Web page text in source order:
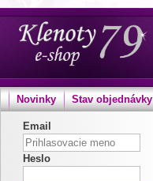
Novinky Stav objednávky
Email
Heslo